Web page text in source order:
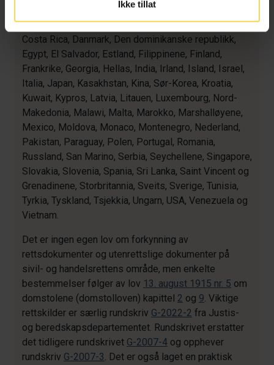
Ikke tillat
Barbados, Belarus, Belgia, Belize, Bosnia-
Hercegovina, Botswana, Bulgaria, Canada, Colombia,
Costa Rica, Danmark, Den dominikanske republikk,
Egypt, El Salvador, Estland, Filippinene, Finland,
Frankrike, Georgia, Hellas, India, Irland, Island, Israel,
Italia, Japan, Kasakhstan, Kina, Sør-Korea, Kroatia,
Kuwait, Kypros, Latvia, Litauen, Luxembourg, Nord-
Makedonia, Malawi, Malta, Marokko, Marshalløyene,
Mexico, Moldova, Monaco, Montenegro, Nederland,
Pakistan, Paraguay, Polen, Portugal, Romania,
Russland, San Marino, Serbia, Seychellene, Singapore,
Slovakia, Slovenia, Spania, Sri Lanka, Saint Vincent og
Grenadinene, Storbritannia, Sveits, Sverige, Tunisia,
Tyrkia, Tyskland, Tsjekkia, Ungarn, USA, Venezuela og
Vietnam.
Det er ingen egen lov om forkynning av
rettsdokumenter og utenrettslige dokumenter på
sivil- og handelsrettens område, men enkelte
bestemmelser følger av lov 13. august 1915 nr. 5 om
domstolene (domstolloven) kapittel 2 og 9. Viktige
rettskilder er særlig rundskriv G-2022-2 fra Justis-
og beredskapsdepartementet. Rundskrivet erstatter
det tidligere rundskrivet G-2007-4 og opphever
rundskriv G-2007-3. Det er også laget en praktisk